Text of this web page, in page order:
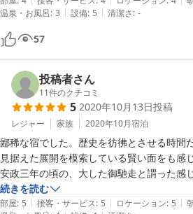
ラリ）というこの宿、岡山出身の医学者だ
たという客室をあてがっていただき、備前
た手造り会席膳を楽しみました。ＧＷ中で
んでしたが、たまにはこういう歴史ある和
した。
温泉・お風呂: 3 | 設備: 5 | 清潔さ: -
57
投稿者さん
11件のクチコミ
5 2020年10月13日投稿
レジャー 家族 2020年10月宿泊
鄙稀な宿でした。歴史を彷彿とさせる時間
見据えた展開を模索している賢い面をも感
安政三年の頃の、大した御馳走と謂った感じ
久しぶりのノスタルジー。また訪れたく思
続きを読む
部屋: 5 | 接客・サービス: 5 | ロケーション: 5 |